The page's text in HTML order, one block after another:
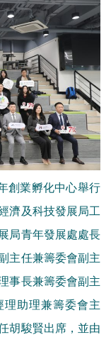
創業孵化中心舉行
濟及科技發展局工
局青年發展處處長
主任兼籌委會副主
事長兼籌委會副主
助理兼籌委會主
胡駿賢出席，並由